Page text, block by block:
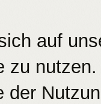
auf
zu
der